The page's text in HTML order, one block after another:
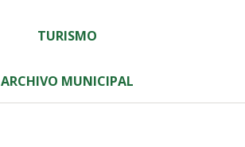
TURISMO
ARCHIVO MUNICIPAL